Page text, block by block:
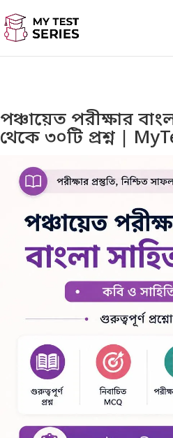
পঞ্চায়েত পরীক্ষার
থেকে ৩০টি প্রশ্ন |